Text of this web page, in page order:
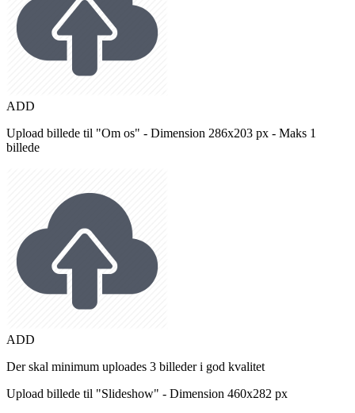
ADD
Upload billede til "Om os" - Dimension 286x203 px - Maks 1
billede
ADD
Der skal minimum uploades 3 billeder i god kvalitet
Upload billede til "Slideshow" - Dimension 460x282 px